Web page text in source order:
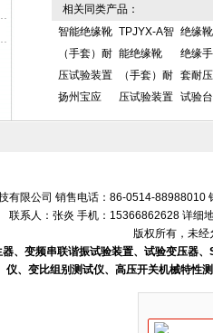
相关同类产品：
智能绝缘靴
（手套）耐
压试验装置
扬州宝应
TPJYX-A智
能绝缘靴
（手套）耐
压试验装置
绝缘靴
绝缘手
套耐压
试验台
有限公司 销售电话：86-0514-88988010
联系人：张炎 手机：15366862628 详细
版权所有，未
、变频串联谐振试验装置、试验变压器
仪、变比组别测试仪、高压开关机械特性